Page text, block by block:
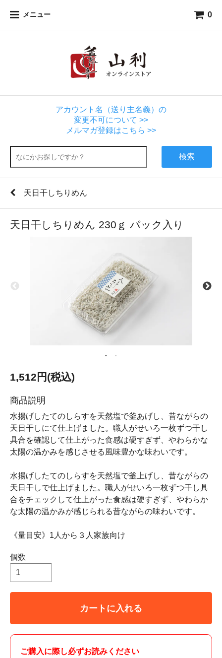
メニュー 0
アカウント名（送り主名義）の
変更不可について >>
メルマガ登録はこちら >>
検索
天日干しちりめん
天日干しちりめん 230ｇ パック入り
1,512円(税込)
商品説明
水揚げしたてのしらすを天然塩で釜あげし、昔ながらの
天日干しにて仕上げました。職人がせいろ一枚ずつ干し
具合を確認して仕上がった食感は硬すぎず、やわらかな
太陽の温かみを感じさせる風味豊かな味わいです。
水揚げしたてのしらすを天然塩で釜上げし、昔ながらの
天日干しで仕上げました。職人がせいろ一枚ずつ干し具
合をチェックして仕上がった食感は硬すぎず、やわらか
な太陽の温かみが感じられる昔ながらの味わいです。
《量目安》1人から３人家族向け
個数
カートに入れる
ご購入に際し必ずお読みください